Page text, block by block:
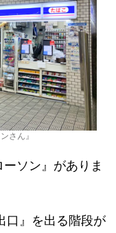
さん』
ソン』がありま
口』を出る階段が